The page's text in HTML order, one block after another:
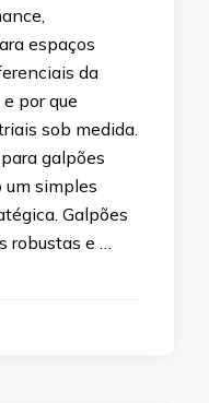
espaços
da
por que
sob medida.
galpões
um simples
Galpões
robustas e …